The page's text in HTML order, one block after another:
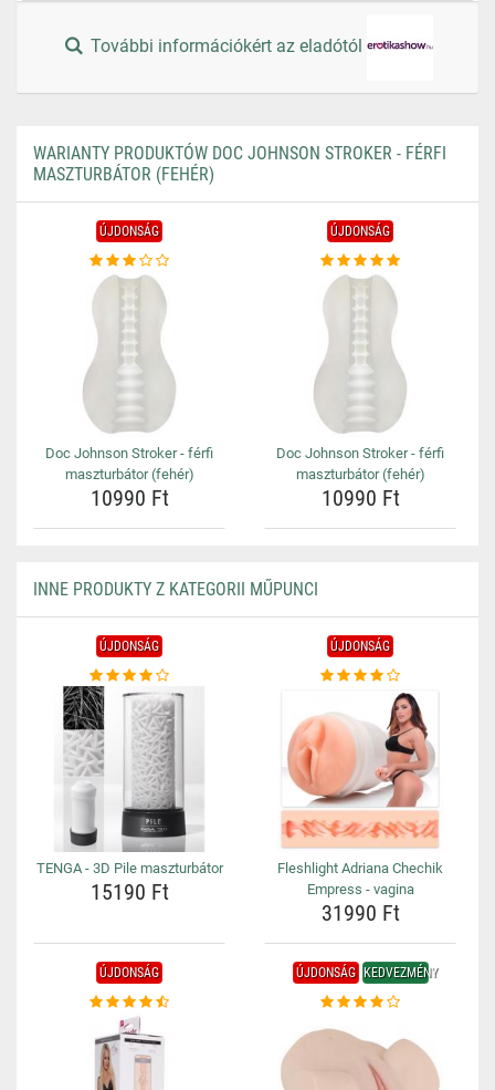
További információkért az eladótól
WARIANTY PRODUKTÓW DOC JOHNSON STROKER - FÉRFI
MASZTURBÁTOR (FEHÉR)
ÚJDONSÁG
Doc Johnson Stroker - férfi
maszturbátor (fehér)
10990 Ft
ÚJDONSÁG
Doc Johnson Stroker - férfi
maszturbátor (fehér)
10990 Ft
INNE PRODUKTY Z KATEGORII MŰPUNCI
ÚJDONSÁG
TENGA - 3D Pile maszturbátor
15190 Ft
ÚJDONSÁG
Fleshlight Adriana Chechik
Empress - vagina
31990 Ft
ÚJDONSÁG ÚJDONSÁG KEDVEZMÉNY